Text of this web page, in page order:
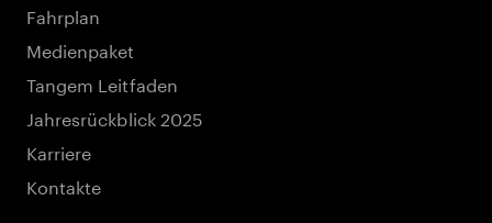
Fahrplan
Medienpaket
Tangem Leitfaden
Jahresrückblick 2025
Karriere
Kontakte